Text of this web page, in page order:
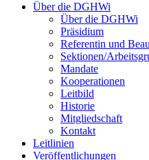
Über die DGHWi
Über die DGHWi
Präsidium
Referentin und
Sektionen/
Mandate
Kooperationen
Leitbild
Historie
Mitgliedschaft
Kontakt
Leitlinien
Veröffentlichungen